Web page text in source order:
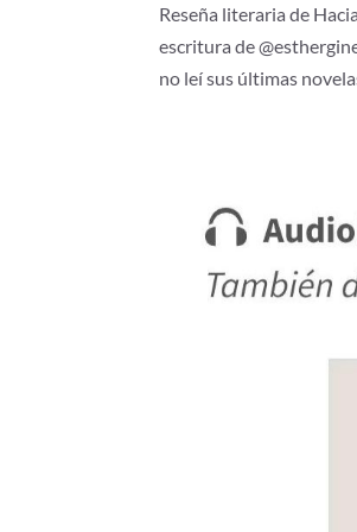
Reseña literaria de
escritura de
no leí sus últimas